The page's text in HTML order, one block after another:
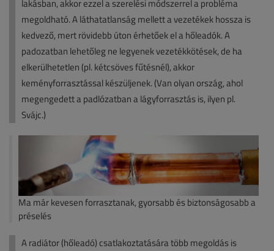
lakásban, akkor ezzel a szerelési módszerrel a probléma
megoldható. A láthatatlanság mellett a vezetékek hossza is
kedvező, mert rövidebb úton érhetőek el a hőleadók. A
padozatban lehetőleg ne legyenek vezetékkötések, de ha
elkerülhetetlen (pl. kétcsöves fűtésnél), akkor
keményforrasztással készüljenek. (Van olyan ország, ahol
megengedett a padlózatban a lágyforrasztás is, ilyen pl.
Svájc.)
Ma már kevesen forrasztanak, gyorsabb és biztonságosabb a
préselés
A radiátor (hőleadó) csatlakoztatására több megoldás is